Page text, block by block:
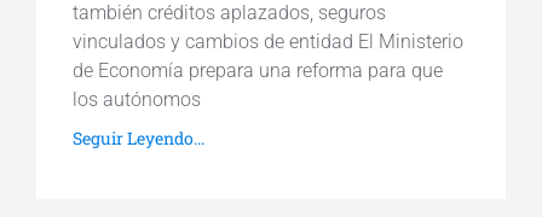
también créditos aplazados, seguros
vinculados y cambios de entidad El Ministerio
de Economía prepara una reforma para que
los autónomos
Seguir Leyendo...